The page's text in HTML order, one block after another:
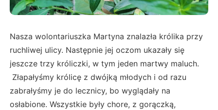
Nasza wolontariuszka Martyna znalazła królika przy
ruchliwej ulicy. Następnie jej oczom ukazały się
jeszcze trzy króliczki, w tym jeden martwy maluch.
Złapałyśmy królicę z dwójką młodych i od razu
zabrałyśmy je do lecznicy, bo wyglądały na
osłabione. Wszystkie były chore, z gorączką,